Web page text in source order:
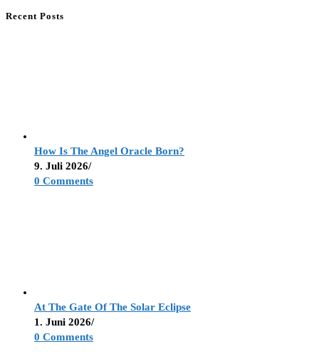
Recent Posts
How Is The Angel Oracle Born?
9. Juli 2026/
0 Comments
At The Gate Of The Solar Eclipse
1. Juni 2026/
0 Comments